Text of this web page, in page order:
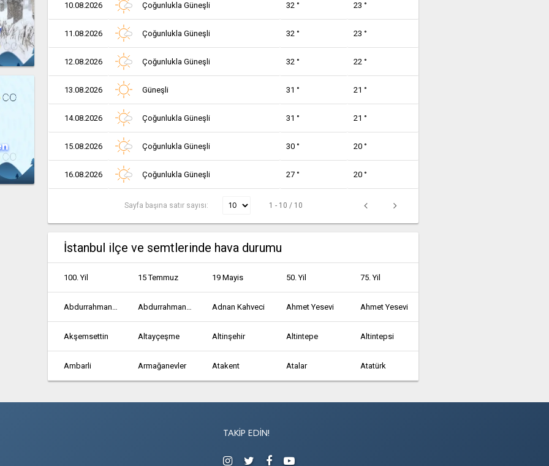
10.08.2026 Çoğunlukla Güneşli 32 ° 23 °
11.08.2026 Çoğunlukla Güneşli 32 ° 23 °
12.08.2026 Çoğunlukla Güneşli 32 ° 22 °
13.08.2026 Güneşli 31 ° 21 °
14.08.2026 Çoğunlukla Güneşli 31 ° 21 °
15.08.2026 Çoğunlukla Güneşli 30 ° 20 °
16.08.2026 Çoğunlukla Güneşli 27 ° 20 °
Sayfa başına satır sayısı: 1 - 10 / 10
İstanbul ilçe ve semtlerinde hava durumu
100. Yil 15 Temmuz 19 Mayis 50. Yil 75. Yil
Abdurrahmangazi Abdurrahmangazi Adnan Kahveci Ahmet Yesevi Ahmet Yesevi
Akşemsettin Altayçeşme Altinşehir Altintepe Altintepsi
Ambarli Armağanevler Atakent Atalar Atatürk
Balikyolu
TAKIP EDIN!